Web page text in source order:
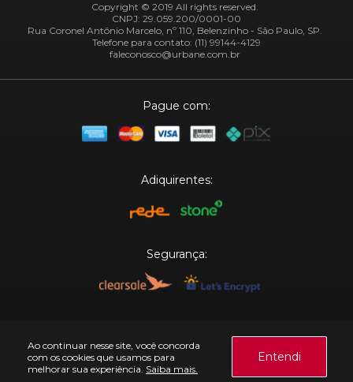
Ao continuar nesse site, você concorda
com os cookies que usamos para
melhorar sua experiência. Saiba mais.
Entendi
Copyright © 2019 All rights reserved.
CNPJ: 29.059.200/0001-00
Rua Coronel Antônio Marcelo, nº 110, Belenzinho - São Paulo, SP.
Telefone para contato: (11) 99144-4129
faleconosco@urbane.com.br
Pague com:
Adiquirentes:
Segurança: